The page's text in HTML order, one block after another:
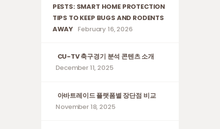
PESTS: SMART HOME PROTECTION
TIPS TO KEEP BUGS AND RODENTS
AWAY February 16, 2026
CU-TV 축구경기 분석 콘텐츠 소개
December 11, 2025
아바트레이드 플랫폼별 장단점 비교
November 18, 2025